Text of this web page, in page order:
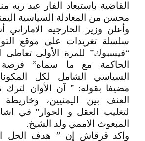
القاضية باستبعاد الفار عبد ربه
محسن من المعادلة السياسية
وأعلن وزير الخارجية
سلسلة تغريدات على موقع
“فيسبوك” للمرة الأولى تعاطى
الحاكمة مع ما سماه”
السياسي الشامل لكل
مضيفا بقوله: ” آن الأوان
العنف بين اليمنيين،
لتغليب العقل و الحوار” في
المبعوث الاممي ولد الشيخ.
واكد قرقاش إن ” هدف الحل